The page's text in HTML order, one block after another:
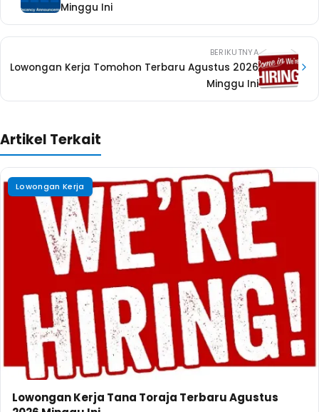
Minggu Ini
BERIKUTNYA
Lowongan Kerja Tomohon Terbaru Agustus 2026
Minggu Ini
Artikel Terkait
Lowongan Kerja
Lowongan Kerja Tana Toraja Terbaru Agustus